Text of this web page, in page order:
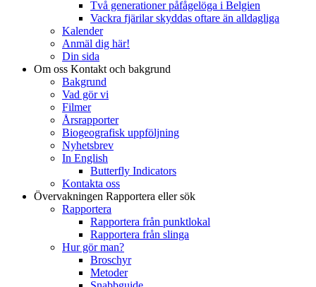
Två generationer påfågelöga i Belgien
Vackra fjärilar skyddas oftare än alldagliga
Kalender
Anmäl dig här!
Din sida
Om oss Kontakt och bakgrund
Bakgrund
Vad gör vi
Filmer
Årsrapporter
Biogeografisk uppföljning
Nyhetsbrev
In English
Butterfly Indicators
Kontakta oss
Övervakningen Rapportera eller sök
Rapportera
Rapportera från punktlokal
Rapportera från slinga
Hur gör man?
Broschyr
Metoder